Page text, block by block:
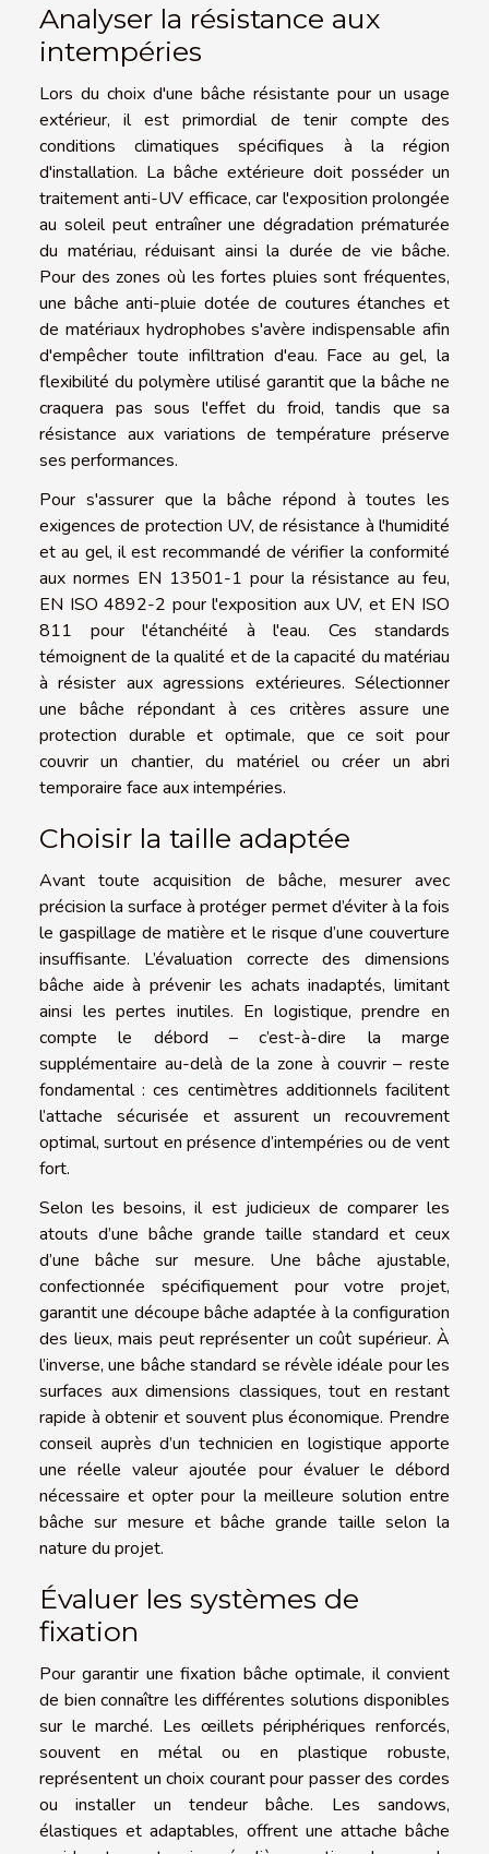
Analyser la résistance aux
intempéries
Lors du choix d'une bâche résistante pour un usage
extérieur, il est primordial de tenir compte des
conditions climatiques spécifiques à la région
d'installation. La bâche extérieure doit posséder un
traitement anti-UV efficace, car l'exposition prolongée
au soleil peut entraîner une dégradation prématurée
du matériau, réduisant ainsi la durée de vie bâche.
Pour des zones où les fortes pluies sont fréquentes,
une bâche anti-pluie dotée de coutures étanches et
de matériaux hydrophobes s'avère indispensable afin
d'empêcher toute infiltration d'eau. Face au gel, la
flexibilité du polymère utilisé garantit que la bâche ne
craquera pas sous l'effet du froid, tandis que sa
résistance aux variations de température préserve
ses performances.
Pour s'assurer que la bâche répond à toutes les
exigences de protection UV, de résistance à l'humidité
et au gel, il est recommandé de vérifier la conformité
aux normes EN 13501-1 pour la résistance au feu,
EN ISO 4892-2 pour l'exposition aux UV, et EN ISO
811 pour l'étanchéité à l'eau. Ces standards
témoignent de la qualité et de la capacité du matériau
à résister aux agressions extérieures. Sélectionner
une bâche répondant à ces critères assure une
protection durable et optimale, que ce soit pour
couvrir un chantier, du matériel ou créer un abri
temporaire face aux intempéries.
Choisir la taille adaptée
Avant toute acquisition de bâche, mesurer avec
précision la surface à protéger permet d’éviter à la fois
le gaspillage de matière et le risque d’une couverture
insuffisante. L’évaluation correcte des dimensions
bâche aide à prévenir les achats inadaptés, limitant
ainsi les pertes inutiles. En logistique, prendre en
compte le débord – c’est-à-dire la marge
supplémentaire au-delà de la zone à couvrir – reste
fondamental : ces centimètres additionnels facilitent
l’attache sécurisée et assurent un recouvrement
optimal, surtout en présence d’intempéries ou de vent
fort.
Selon les besoins, il est judicieux de comparer les
atouts d’une bâche grande taille standard et ceux
d’une bâche sur mesure. Une bâche ajustable,
confectionnée spécifiquement pour votre projet,
garantit une découpe bâche adaptée à la configuration
des lieux, mais peut représenter un coût supérieur. À
l’inverse, une bâche standard se révèle idéale pour les
surfaces aux dimensions classiques, tout en restant
rapide à obtenir et souvent plus économique. Prendre
conseil auprès d’un technicien en logistique apporte
une réelle valeur ajoutée pour évaluer le débord
nécessaire et opter pour la meilleure solution entre
bâche sur mesure et bâche grande taille selon la
nature du projet.
Évaluer les systèmes de
fixation
Pour garantir une fixation bâche optimale, il convient
de bien connaître les différentes solutions disponibles
sur le marché. Les œillets périphériques renforcés,
souvent en métal ou en plastique robuste,
représentent un choix courant pour passer des cordes
ou installer un tendeur bâche. Les sandows,
élastiques et adaptables, offrent une attache bâche